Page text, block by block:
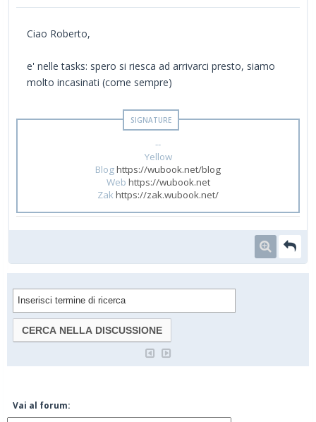
Ciao Roberto,
e' nelle tasks: spero si riesca ad arrivarci presto, siamo
molto incasinati (come sempre)
--
Yellow
Bloghttps://wubook.net/blog
Web https://wubook.net
Zak https://zak.wubook.net/
Vai al forum: